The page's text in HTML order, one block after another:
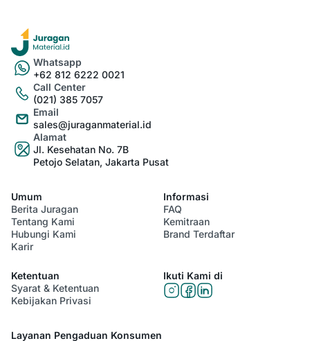
Whatsapp
+62 812 6222 0021
Call Center
(021) 385 7057
Email
sales@juraganmaterial.id
Alamat
Jl. Kesehatan No. 7B
Petojo Selatan, Jakarta Pusat
Umum
Berita Juragan
Tentang Kami
Hubungi Kami
Karir
Informasi
FAQ
Kemitraan
Brand Terdaftar
Ketentuan
Syarat & Ketentuan
Kebijakan Privasi
Ikuti Kami di
Layanan Pengaduan Konsumen